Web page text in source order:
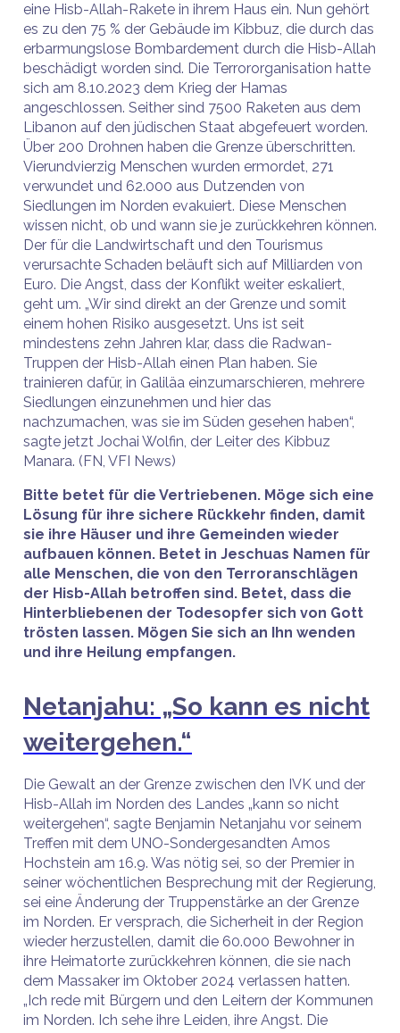
eine Hisb-Allah-Rakete in ihrem Haus ein. Nun gehört
es zu den 75 % der Gebäude im Kibbuz, die durch das
erbarmungslose Bombardement durch die Hisb-Allah
beschädigt worden sind. Die Terrororganisation hatte
sich am 8.10.2023 dem Krieg der Hamas
angeschlossen. Seither sind 7500 Raketen aus dem
Libanon auf den jüdischen Staat abgefeuert worden.
Über 200 Drohnen haben die Grenze überschritten.
Vierundvierzig Menschen wurden ermordet, 271
verwundet und 62.000 aus Dutzenden von
Siedlungen im Norden evakuiert. Diese Menschen
wissen nicht, ob und wann sie je zurückkehren können.
Der für die Landwirtschaft und den Tourismus
verursachte Schaden beläuft sich auf Milliarden von
Euro. Die Angst, dass der Konflikt weiter eskaliert,
geht um. „Wir sind direkt an der Grenze und somit
einem hohen Risiko ausgesetzt. Uns ist seit
mindestens zehn Jahren klar, dass die Radwan-
Truppen der Hisb-Allah einen Plan haben. Sie
trainieren dafür, in Galiläa einzumarschieren, mehrere
Siedlungen einzunehmen und hier das
nachzumachen, was sie im Süden gesehen haben“,
sagte jetzt Jochai Wolfin, der Leiter des Kibbuz
Manara. (FN, VFI News)
Bitte betet für die Vertriebenen. Möge sich eine
Lösung für ihre sichere Rückkehr finden, damit
sie ihre Häuser und ihre Gemeinden wieder
aufbauen können. Betet in Jeschuas Namen für
alle Menschen, die von den Terroranschlägen
der Hisb-Allah betroffen sind. Betet, dass die
Hinterbliebenen der Todesopfer sich von Gott
trösten lassen. Mögen Sie sich an Ihn wenden
und ihre Heilung empfangen.
Netanjahu: „So kann es nicht
weitergehen.“
Die Gewalt an der Grenze zwischen den IVK und der
Hisb-Allah im Norden des Landes „kann so nicht
weitergehen“, sagte Benjamin Netanjahu vor seinem
Treffen mit dem UNO-Sondergesandten Amos
Hochstein am 16.9. Was nötig sei, so der Premier in
seiner wöchentlichen Besprechung mit der Regierung,
sei eine Änderung der Truppenstärke an der Grenze
im Norden. Er versprach, die Sicherheit in der Region
wieder herzustellen, damit die 60.000 Bewohner in
ihre Heimatorte zurückkehren können, die sie nach
dem Massaker im Oktober 2024 verlassen hatten.
„Ich rede mit Bürgern und den Leitern der Kommunen
im Norden. Ich sehe ihre Leiden, ihre Angst. Die